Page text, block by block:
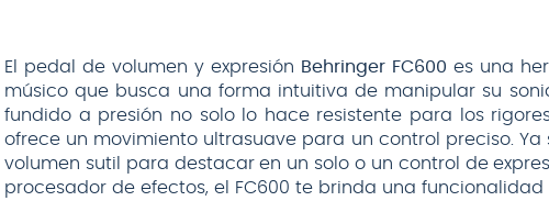
El pedal de volumen y expresión Behringer FC600 es una
músico que busca una forma intuitiva de manipular su
fundido a presión no solo lo hace resistente para los
ofrece un movimiento ultrasuave para un control preciso.
volumen sutil para destacar en un solo o un control de
procesador de efectos, el FC600 te brinda una funcionalidad